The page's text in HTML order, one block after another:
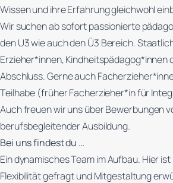
Wissen und ihre Erfahrung gleichwohl
Wir suchen ab sofort passionierte
den U3 wie auch den Ü3 Bereich.
Erzieher*innen, Kindheitspädagog*innen
Abschluss. Gerne auch
Teilhabe (früher Facherzieher*in für
Auch freuen wir uns über Bewerbungen
berufsbegleitender Ausbildung.
Bei uns findest du …
Ein dynamisches Team im Aufbau. Hier
Flexibilität gefragt und Mitgestaltung